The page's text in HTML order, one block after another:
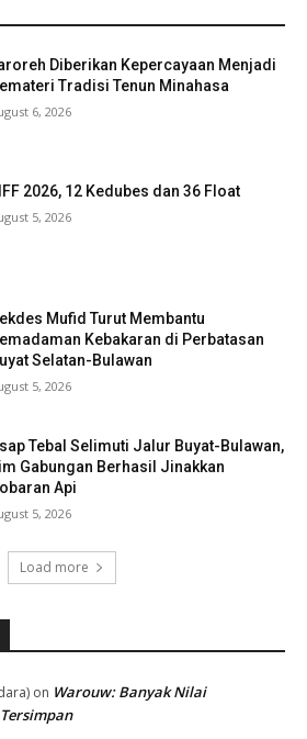
Diberikan Kepercayaan Menjadi
Tradisi Tenun Minahasa
6, 2026
2026, 12 Kedubes dan 36 Float
5, 2026
Mufid Turut Membantu
Kebakaran di Perbatasan
Selatan-Bulawan
5, 2026
Tebal Selimuti Jalur Buyat-Bulawan,
Gabungan Berhasil Jinakkan
Api
5, 2026
Load more
on Warouw: Banyak Nilai